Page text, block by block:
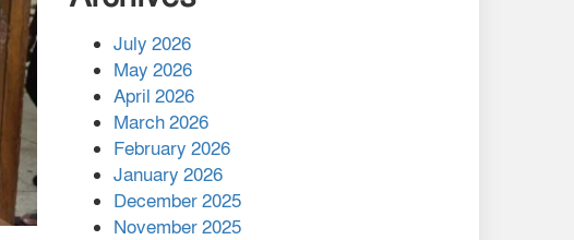
কাপ্তাই প্রেস ক্লাবের সভাপতি
মাহফুজ, সম্পাদক রিপন মারমা
নির্বাচিত
July 2026
May 2026
April 2026
March 2026
February 2026
January 2026
December 2025
November 2025